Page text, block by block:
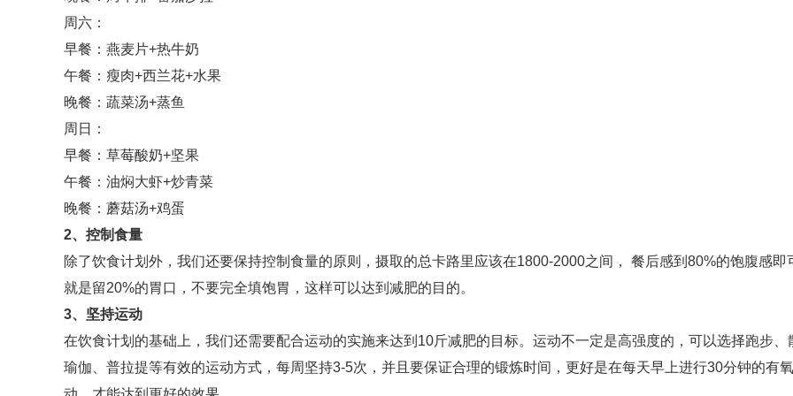
周六：
早餐：燕麦片+热牛奶
午餐：瘦肉+西兰花+水果
晚餐：蔬菜汤+蒸鱼
周日：
早餐：草莓酸奶+坚果
午餐：油焖大虾+炒青菜
晚餐：蘑菇汤+鸡蛋
2、控制食量
除了饮食计划外，我们还要保持控制食量的原则，摄取的总卡路里应该在1800-2000之间， 餐后感到80%的饱腹感即
就是留20%的胃口，不要完全填饱胃，这样可以达到减肥的目的。
3、坚持运动
在饮食计划的基础上，我们还需要配合运动的实施来达到10斤减肥的目标。运动不一定是高强度的，可以选择跑步、
瑜伽、普拉提等有效的运动方式，每周坚持3-5次，并且要保证合理的锻炼时间，更好是在每天早上进行30分钟的有